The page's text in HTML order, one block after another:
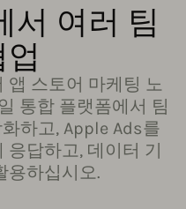
서 여러 팀
앱 스토어 마케팅 노
통합 플랫폼에서 팀
하고, Apple Ads를
답하고, 데이터 기
용하십시오.